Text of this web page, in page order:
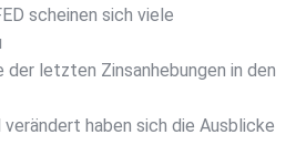
scheinen sich viele
der letzten Zinsanhebungen in den
haben sich die Ausblicke